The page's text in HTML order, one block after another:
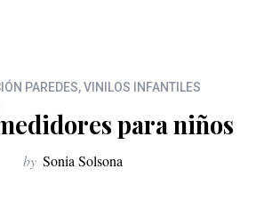
PAREDES,VINILOS INFANTILES
para niños
by Sonia Solsona